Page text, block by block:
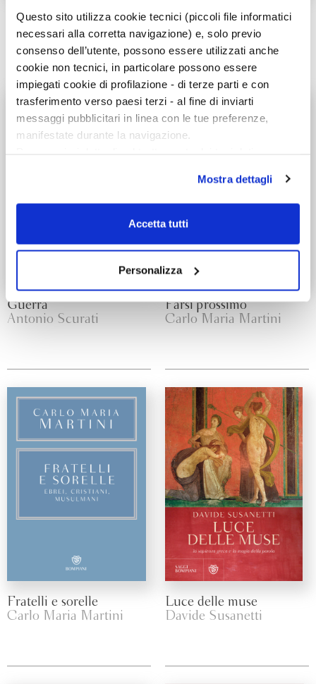
Questo sito utilizza cookie tecnici (piccoli file informatici
necessari alla corretta navigazione) e, solo previo
consenso dell’utente, possono essere utilizzati anche
cookie non tecnici, in particolare possono essere
impiegati cookie di profilazione - di terze parti e con
trasferimento verso paesi terzi - al fine di inviarti
messaggi pubblicitari in linea con le tue preferenze,
manifestate durante la navigazione.
scelte privacy sui cookie, ti invitiamo a prendere visione
dell’informativa cookie.
Chiudendo il banner tramite la “X” prosegui la
dei soli cookie tecnici. Selezionando “Accetta tutti” presti
il tuo consenso alla profilazione che potrai revocare in
ogni momentoRevoca
Mostra dettagli
Accetta tutti
Personalizza
Vittorio Emanuele Parsi
Carlo Maria Martini
Guerra
Antonio Scurati
Farsi prossimo
Carlo Maria Martini
Fratelli e sorelle
Carlo Maria Martini
Luce delle muse
Davide Susanetti